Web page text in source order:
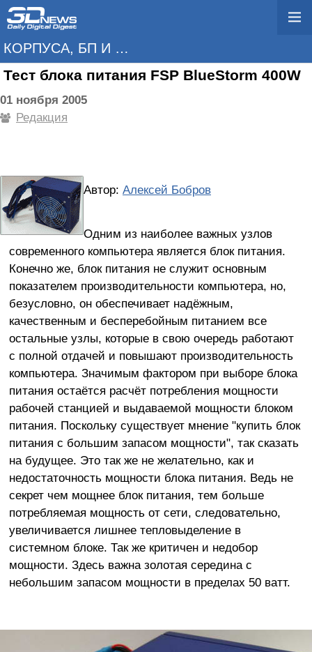
КОРПУСА, БП И ОХЛАЖДЕНИЕ
Тест блока питания FSP BlueStorm 400W
01 ноября 2005
Редакция
Автор: Алексей Бобров
Одним из наиболее важных узлов
современного компьютера является блок питания.
Конечно же, блок питания не служит основным
показателем производительности компьютера, но,
безусловно, он обеспечивает надёжным,
качественным и бесперебойным питанием все
остальные узлы, которые в свою очередь работают
с полной отдачей и повышают производительность
компьютера. Значимым фактором при выборе блока
питания остаётся расчёт потребления мощности
рабочей станцией и выдаваемой мощности блоком
питания. Поскольку существует мнение "купить блок
питания с большим запасом мощности", так сказать
на будущее. Это так же не желательно, как и
недостаточность мощности блока питания. Ведь не
секрет чем мощнее блок питания, тем больше
потребляемая мощность от сети, следовательно,
увеличивается лишнее тепловыделение в
системном блоке. Так же критичен и недобор
мощности. Здесь важна золотая середина с
небольшим запасом мощности в пределах 50 ватт.